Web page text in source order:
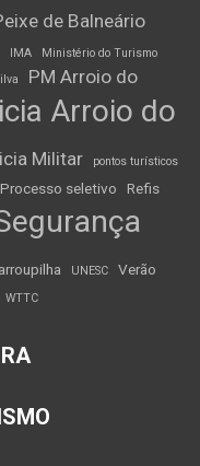
de Balneário
IMA
Ministério do Turismo
PM Arroio do
Arroio do
Militar
pontos turísticos
Processo seletivo Refis
UNESC
Verão
WTTC